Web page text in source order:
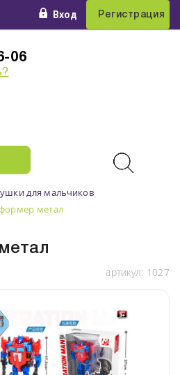
Вход Регистрация
06
для мальчиков
метал
артикул: 1027